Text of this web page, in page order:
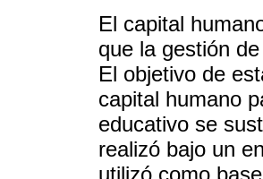
El capital
que la gestión
El objetivo de
capital humano
educativo se
realizó bajo un